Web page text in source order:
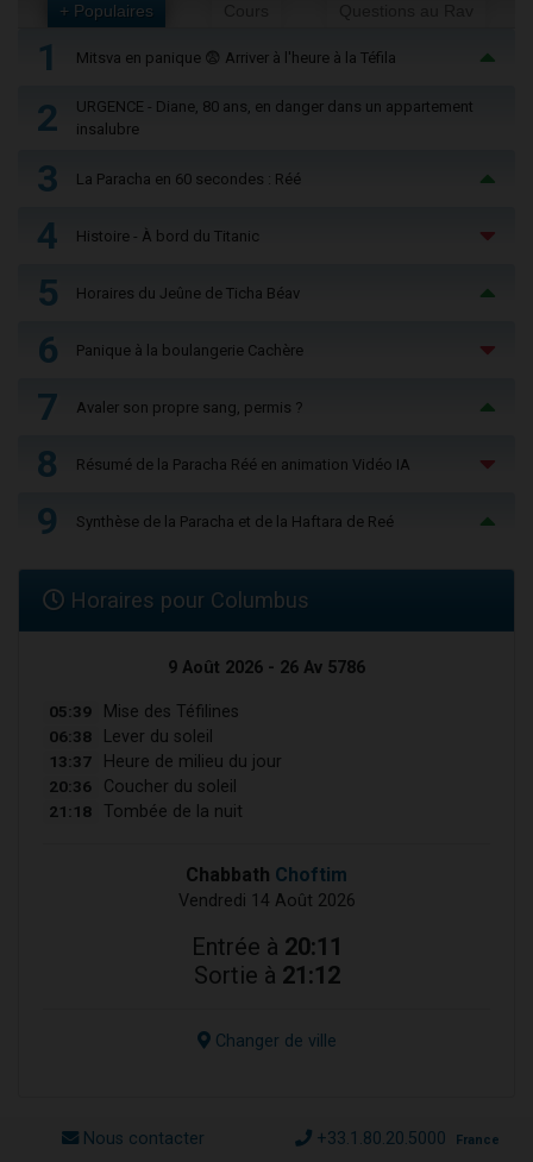
+ Populaires
1 Mitsva en panique 😨 Arriver à l'heure à la Téfila
2
URGENCE - Diane, 80 ans, en danger dans un appartement
insalubre
3 La Paracha en 60 secondes : Réé
4 Histoire - À bord du Titanic
5 Horaires du Jeûne de Ticha Béav
6 Panique à la boulangerie Cachère
7 Avaler son propre sang, permis ?
8 Résumé de la Paracha Réé en animation Vidéo IA
9 Synthèse de la Paracha et de la Haftara de Reé
Horaires pour Columbus
9 Août 2026 - 26 Av 5786
05:39 Mise des Téfilines
06:38 Lever du soleil
13:37 Heure de milieu du jour
20:36 Coucher du soleil
21:18 Tombée de la nuit
Chabbath Choftim
Vendredi 14 Août 2026
Entrée à 20:11
Sortie à 21:12
Changer de ville
Nous contacter +33.1.80.20.5000 France